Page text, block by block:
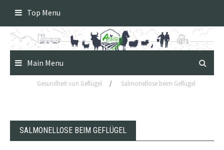
content
Top Menu
Main Menu
Gesundheit von Geflügel / Salmonellose beim Geflügel
SALMONELLOSE BEIM GEFLÜGEL